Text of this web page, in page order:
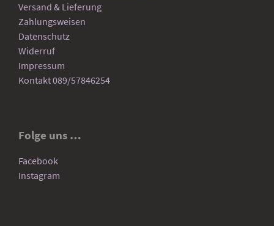
Versand & Lieferung
Zahlungsweisen
Datenschutz
Widerruf
Impressum
Kontakt 089/57846254
Folge uns …
Facebook
Instagram